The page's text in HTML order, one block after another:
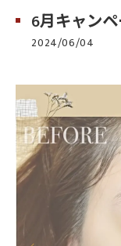
6月キャン
2024/06/04